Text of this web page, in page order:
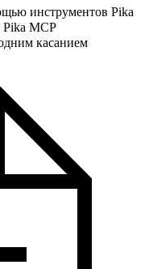
инструментов Pika
Pika MCP
касанием